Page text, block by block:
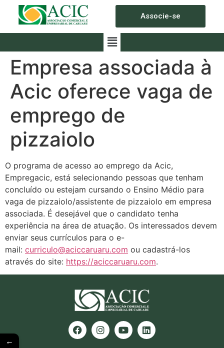
Associe-se
Empresa associada à
Acic oferece vaga de
emprego de
pizzaiolo
O programa de acesso ao emprego da Acic,
Empregacic, está selecionando pessoas que tenham
concluído ou estejam cursando o Ensino Médio para
vaga de pizzaiolo/assistente de pizzaiolo em empresa
associada. É desejável que o candidato tenha
experiência na área de atuação. Os interessados devem
enviar seus currículos para o e-
mail: curriculo@aciccaruaru.com ou cadastrá-los
através do site: https://aciccaruaru.com.
←